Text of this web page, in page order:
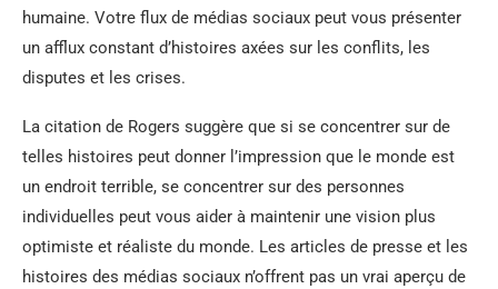
humaine. Votre flux de médias sociaux peut vous présenter
un afflux constant d’histoires axées sur les conflits, les
disputes et les crises.
La citation de Rogers suggère que si se concentrer sur de
telles histoires peut donner l’impression que le monde est
un endroit terrible, se concentrer sur des personnes
individuelles peut vous aider à maintenir une vision plus
optimiste et réaliste du monde. Les articles de presse et les
histoires des médias sociaux n’offrent pas un vrai aperçu de